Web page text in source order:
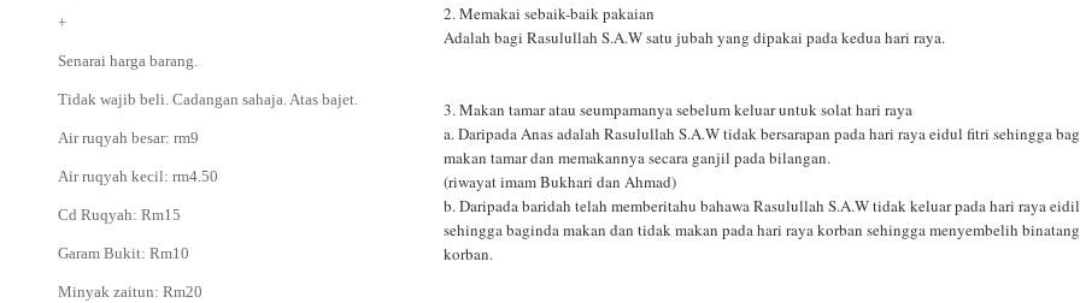
2. Memakai sebaik-baik pakaian
Adalah bagi Rasulullah S.A.W satu jubah yang dipakai pada kedua hari raya.
3. Makan tamar atau seumpamanya sebelum keluar untuk solat hari raya
a. Daripada Anas adalah Rasulullah S.A.W tidak bersarapan pada hari raya eidul fitri sehingga
makan tamar dan memakannya secara ganjil pada bilangan.
(riwayat imam Bukhari dan Ahmad)
b. Daripada baridah telah memberitahu bahawa Rasulullah S.A.W tidak keluar pada hari raya
sehingga baginda makan dan tidak makan pada hari raya korban sehingga menyembelih binatang
korban.
+
Senarai harga barang.
Tidak wajib beli. Cadangan sahaja. Atas bajet.
Air ruqyah besar: rm9
Air ruqyah kecil: rm4.50
Cd Ruqyah: Rm15
Garam Bukit: Rm10
Minyak zaitun: Rm20